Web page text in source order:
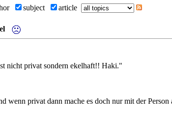
subject article
nicht privat sondern ekelhaft!! Haki."
wenn privat dann mache es doch nur mit der